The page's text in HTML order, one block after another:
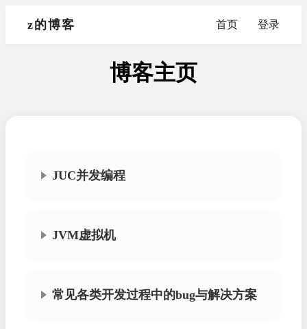
z的博客 首页 登录
博客主页
JUC并发编程
JVM虚拟机
常见各类开发过程中的bug与解决方案